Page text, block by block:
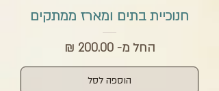
חנוכיית בתים ומארז ממתקים
החל מ-
‏200.00 ‏₪
מחיר מבצע
הוספה לסל